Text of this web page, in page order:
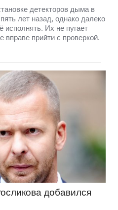
детекторов дыма в
лет назад, однако далеко
исполнять. Их не пугает
прийти с проверкой.
добавился